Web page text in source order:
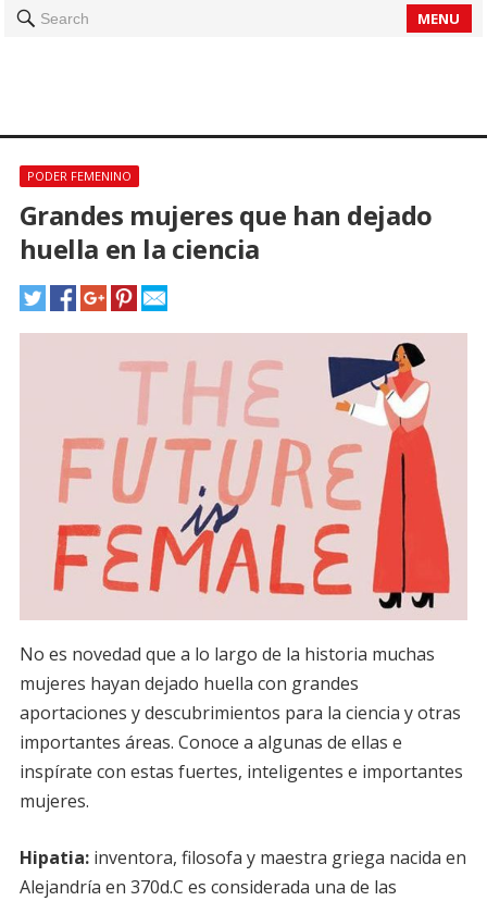
Search MENU
PODER FEMENINO
Grandes mujeres que han dejado
huella en la ciencia
No es novedad que a lo largo de la historia muchas
mujeres hayan dejado huella con grandes
aportaciones y descubrimientos para la ciencia y otras
importantes áreas. Conoce a algunas de ellas e
inspírate con estas fuertes, inteligentes e importantes
mujeres.
Hipatia: inventora, filosofa y maestra griega nacida en
Alejandría en 370d.C es considerada una de las